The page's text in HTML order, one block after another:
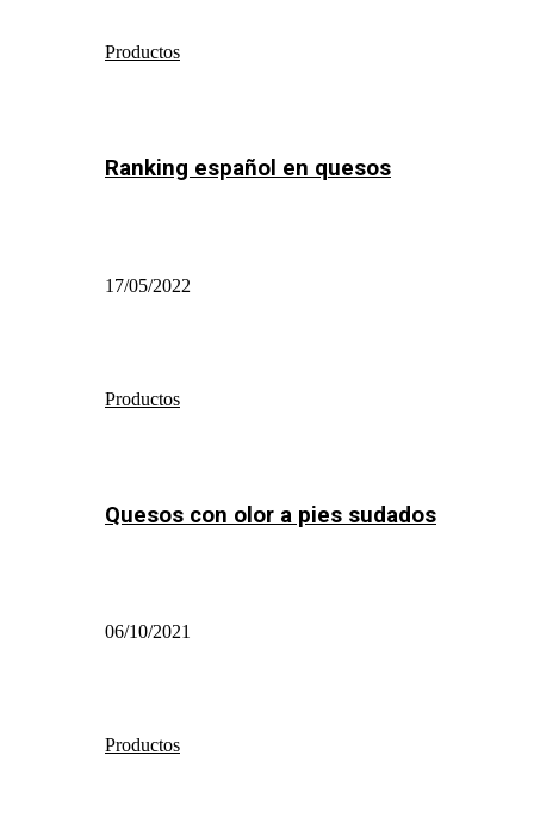
Productos
Ranking español en quesos
17/05/2022
Productos
Quesos con olor a pies sudados
06/10/2021
Productos